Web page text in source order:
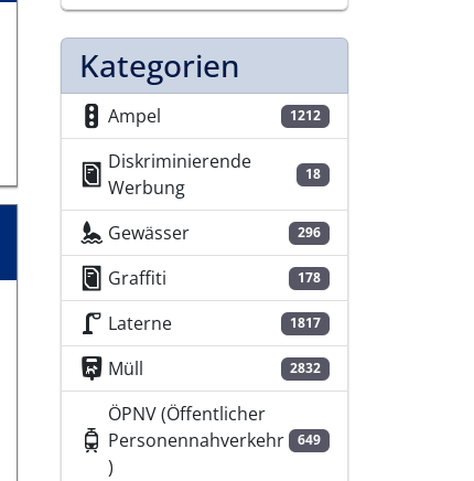
Kategorien
Ampel 1212
Diskriminierende
Werbung
18
Gewässer 296
Graffiti 178
Laterne 1817
Müll 2832
ÖPNV (Öffentlicher
Personennahverkehr
)
649